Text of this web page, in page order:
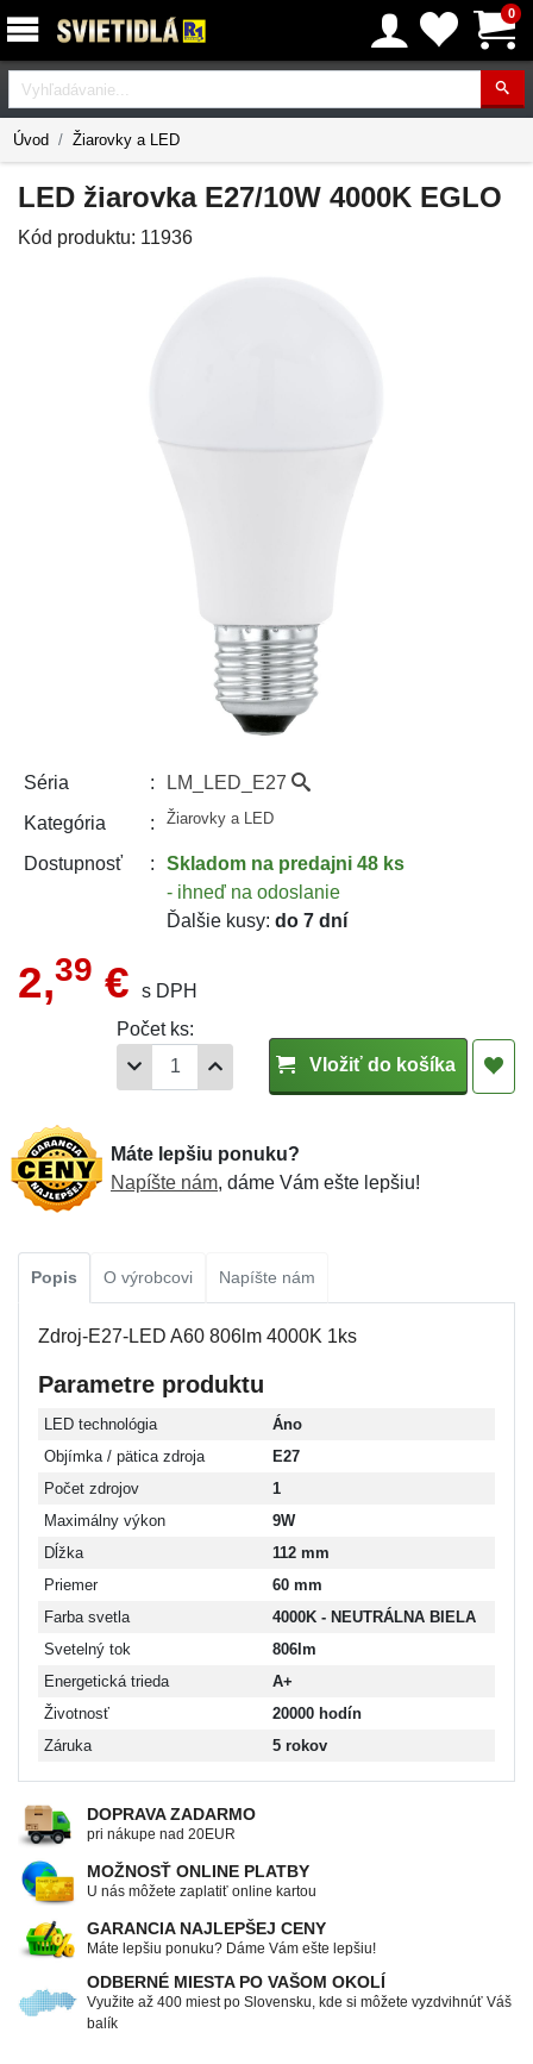
0
Vyhľadávanie
Úvod Žiarovky a LED
LED žiarovka E27/10W 4000K EGLO
Kód produktu: 11936
Séria LM_LED_E27
Kategória Žiarovky a LED
Dostupnosť Skladomna predajni 48 ks
- ihneď na odoslanie
Ďalšie kusy: do 7 dní
2,39 €
s DPH
Počet ks:
Vložiť do košíka
Máte lepšiu ponuku?
Napíšte nám, dáme Vám ešte lepšiu!
Popis O výrobcovi Napíšte nám
Zdroj-E27-LED A60 806lm 4000K 1ks
Parametre produktu
LED technológia
Áno
Objímka / pätica zdroja
E27
Počet zdrojov
1
Maximálny výkon
9W
Dĺžka
112 mm
Priemer
60 mm
Farba svetla
4000K - NEUTRÁLNA BIELA
Svetelný tok
806lm
Energetická trieda
A+
Životnosť
20000 hodín
Záruka
5 rokov
DOPRAVA ZADARMO
pri nákupe nad 20EUR
MOŽNOSŤ ONLINE PLATBY
U nás môžete zaplatiť online kartou
GARANCIA NAJLEPŠEJ CENY
Máte lepšiu ponuku? Dáme Vám ešte lepšiu!
ODBERNÉ MIESTA PO VAŠOM OKOLÍ
Využite až 400 miest po Slovensku, kde si môžete vyzdvihnúť Váš
balík